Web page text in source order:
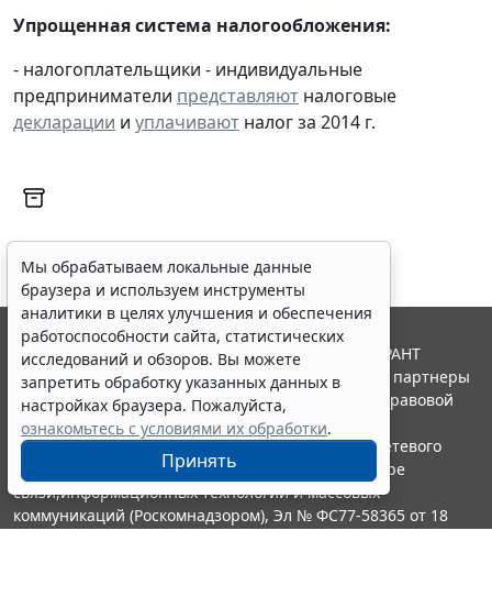
Упрощенная система налогообложения:
- налогоплательщики - индивидуальные
предприниматели представляют налоговые
декларации и уплачивают налог за 2014 г.
Мы обрабатываем локальные данные
браузера и используем инструменты
аналитики в целях улучшения и обеспечения
работоспособности сайта, статистических
исследований и обзоров. Вы можете
запретить обработку указанных данных в
настройках браузера. Пожалуйста,
ознакомьтесь с условиями их обработки.
Принять
© ООО "НПП "ГАРАНТ-СЕРВИС", 2026. Система ГАРАНТ
выпускается с 1990 года. Компания "Гарант" и ее партнеры
являются участниками Российской ассоциации правовой
информации ГАРАНТ.
Портал ГАРАНТ.РУ зарегистрирован в качестве сетевого
издания Федеральной службой по надзору в сфере
связи,информационных технологий и массовых
коммуникаций (Роскомнадзором), Эл № ФС77-58365 от 18